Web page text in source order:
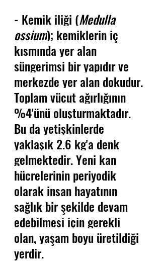
- Kemik iliği (Medulla
ossium); kemiklerin iç
kısmında yer alan
süngerimsi bir yapıdır ve
merkezde yer alan dokudur.
Toplam vücut ağırlığının
%4'ünü oluşturmaktadır.
Bu da yetişkinlerde
yaklaşık 2.6 kg'a denk
gelmektedir. Yeni kan
hücrelerinin periyodik
olarak insan hayatının
sağlık bir şekilde devam
edebilmesi için gerekli
olan, yaşam boyu üretildiği
yerdir.